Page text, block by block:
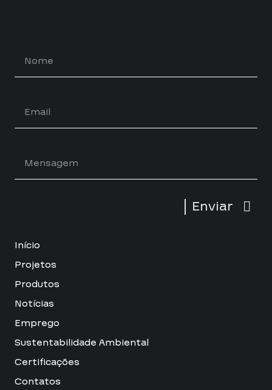
Enviar
Início
Projetos
Produtos
Notícias
Emprego
Sustentabilidade Ambiental
Certificações
Contatos